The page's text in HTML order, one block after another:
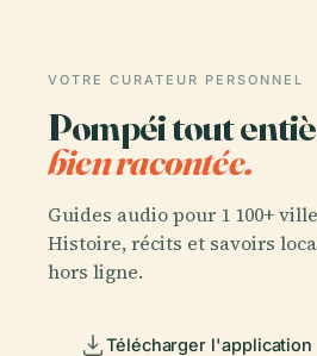
VOTRE CURATEUR PERSONNEL
Pompéi tout
bien racontée.
Guides audio pour 1 100+
Histoire, récits et savoirs
hors ligne.
Télécharger l'application